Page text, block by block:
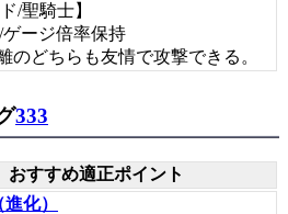
/聖騎士】
ージ倍率保持
のどちらも友情で攻撃できる。
333
おすすめ適正ポイント
化）